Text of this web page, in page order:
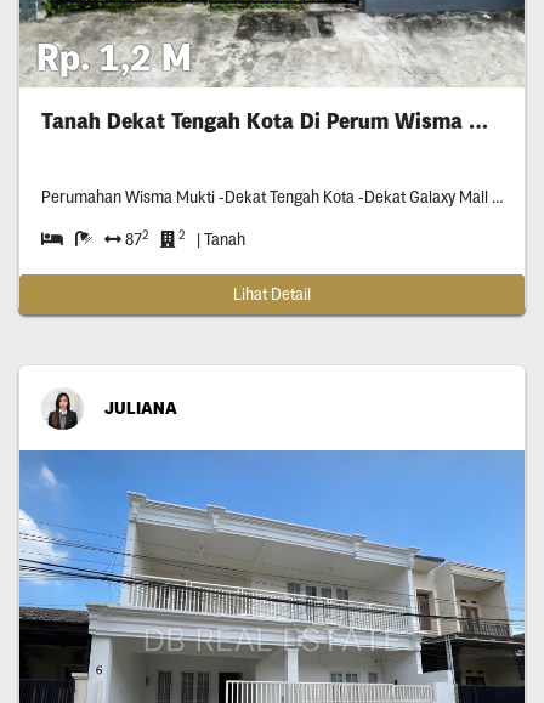
Rp. 1,2 M
Tanah Dekat Tengah Kota Di Perum Wisma Mukti
Perumahan Wisma Mukti -Dekat Tengah Kota -Dekat Galaxy Mall -Row Jalan Tiga Mobil -Sebelah Kanan & Kiri
872 2 | Tanah
Lihat Detail
JULIANA